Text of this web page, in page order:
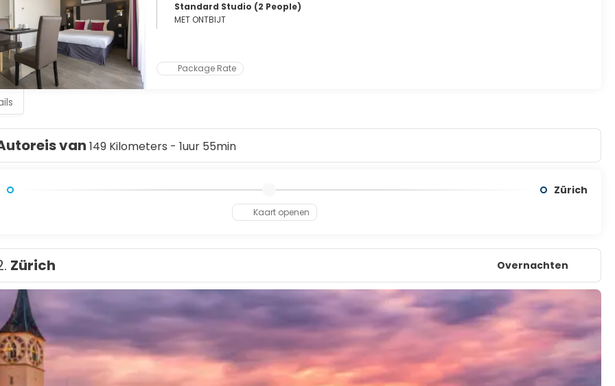
Standard Studio (2 People)
MET ONTBIJT
Package Rate
van 149 Kilometers - 1uur 55min
Zürich
Kaart openen
Zürich Overnachten